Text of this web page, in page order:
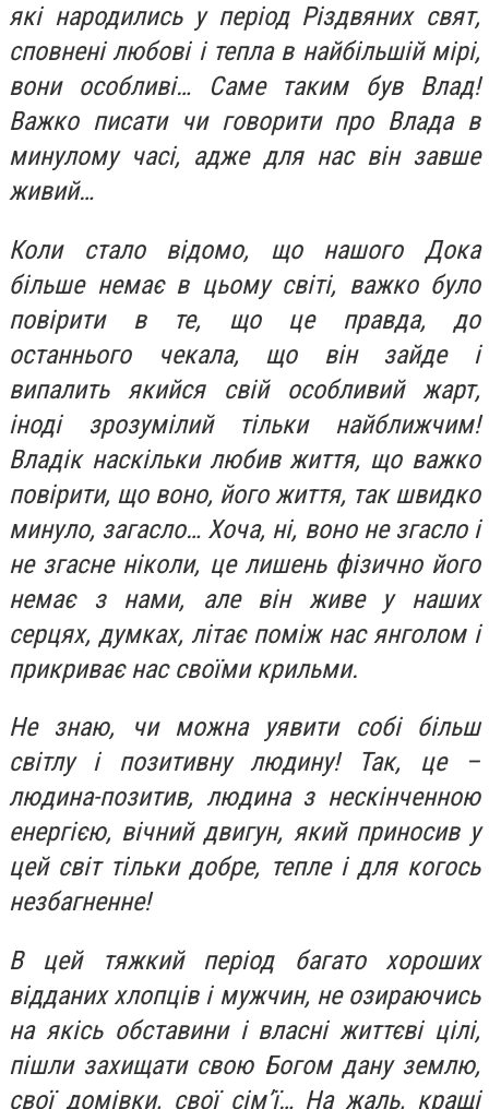
які народились у період Різдвяних свят,
сповнені любові і тепла в найбільшій мірі,
вони особливі… Саме таким був Влад!
Важко писати чи говорити про Влада в
минулому часі, адже для нас він завше
живий…
Коли стало відомо, що нашого Дока
більше немає в цьому світі, важко було
повірити в те, що це правда, до
останнього чекала, що він зайде і
випалить якийся свій особливий жарт,
іноді зрозумілий тільки найближчим!
Владік наскільки любив життя, що важко
повірити, що воно, його життя, так швидко
минуло, загасло… Хоча, ні, воно не згасло і
не згасне ніколи, це лишень фізично його
немає з нами, але він живе у наших
серцях, думках, літає поміж нас янголом і
прикриває нас своїми крильми.
Не знаю, чи можна уявити собі більш
світлу і позитивну людину! Так, це –
людина-позитив, людина з нескінченною
енергією, вічний двигун, який приносив у
цей світ тільки добре, тепле і для когось
незбагненне!
В цей тяжкий період багато хороших
відданих хлопців і мужчин, не озираючись
на якісь обставини і власні життєві цілі,
пішли захищати свою Богом дану землю,
свої домівки, свої сім’ї… На жаль, кращі